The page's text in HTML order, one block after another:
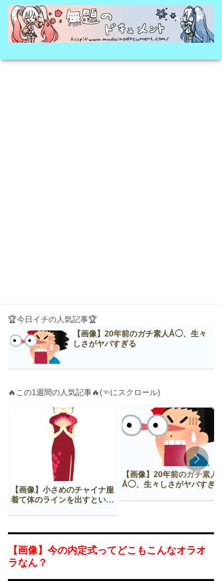
🏆今日イチの人気記事🏆
【画像】20年前のガチ素人Å◯、生々
しさがヤバすぎる
🔥この1週間の人気記事🔥(☜にスクロール)
【画像】小さめのチャイナ服
着て体のラインを出すという
【画像】20年前のガチ素人
Å◯、生々しさがヤバすぎ
【画像】今の内定式ってどこもこんなオラオ
ラなん？